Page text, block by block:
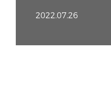
2022.07.26